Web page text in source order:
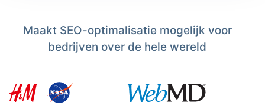
Maakt SEO-optimalisatie mogelijk voor
bedrijven over de hele wereld